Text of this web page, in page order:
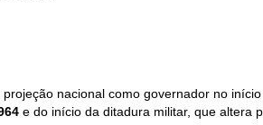
projeção nacional como governador no
e do início da ditadura militar, que altera